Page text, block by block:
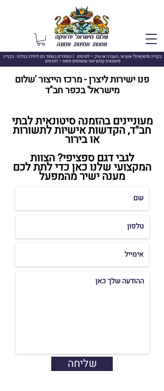
בקנייה סיטונאית? אשראי, העברה או שיק –לפרטים | המחירים בעמוד הם ליחידה בודדת · בקנייה
סיטונאית קונים יותר ומשלמים פחות – לפרטים
פנו ישירות ליצרן - מרכז הייצור 'שלום
מישראל' בכפר חב"ד
מעוניינים בהזמנה סיטונאית לבתי
חב"ד, הקדשות אישיות לתשורות
או בירור
לגבי דגם ספציפי? הצוות
המקצועי שלנו כאן כדי לתת לכם
מענה ישיר מהמפעל
שליחה